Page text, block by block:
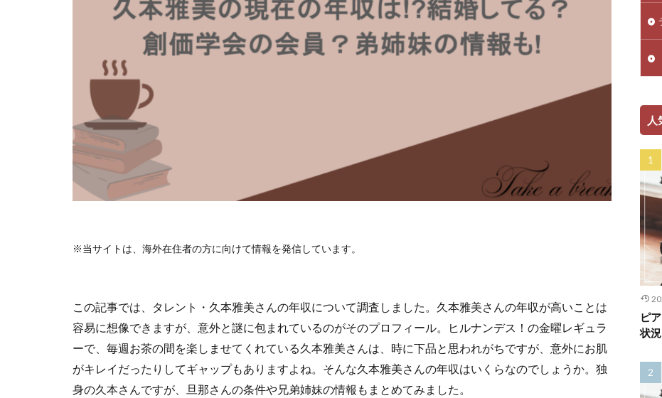
※当サイトは、海外在住者の方に向けて情報を発信しています。
この記事では、タレント・久本雅美さんの年収について調査しました。久本雅美さんの年収が高いことは
容易に想像できますが、意外と謎に包まれているのがそのプロフィール。ヒルナンデス！の金曜レギュラ
ーで、毎週お茶の間を楽しませてくれている久本雅美さんは、時に下品と思われがちですが、意外にお肌
がキレイだったりしてギャップもありますよね。そんな久本雅美さんの年収はいくらなのでしょうか。独
身の久本さんですが、旦那さんの条件や兄弟姉妹の情報もまとめてみました。
人
ピ
状況